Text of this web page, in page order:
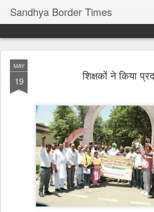
Sandhya Border Times
MAY
19 शिक्षकों ने किया